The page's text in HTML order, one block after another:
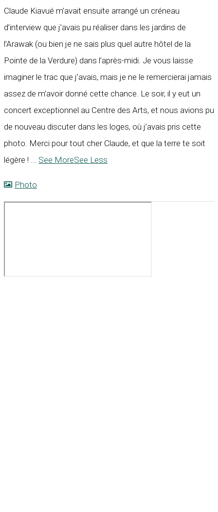
Claude Kiavué m’avait ensuite arrangé un créneau
d’interview que j’avais pu réaliser dans les jardins de
l’Arawak (ou bien je ne sais plus quel autre hôtel de la
Pointe de la Verdure) dans l’après-midi. Je vous laisse
imaginer le trac que j’avais, mais je ne le remercierai jamais
assez de m’avoir donné cette chance. Le soir, il y eut un
concert exceptionnel au Centre des Arts, et nous avions pu
de nouveau discuter dans les loges, où j’avais pris cette
photo. Merci pour tout cher Claude, et que la terre te soit
légère ! ... See MoreSee Less
Photo